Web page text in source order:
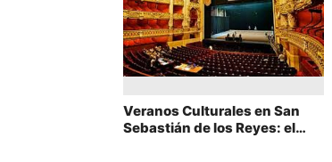
Veranos Culturales en San
Sebastián de los Reyes: el